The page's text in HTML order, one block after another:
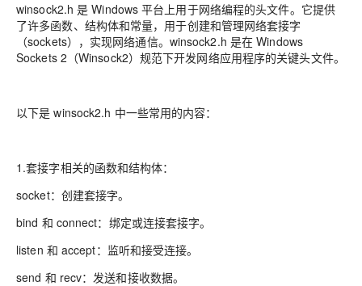
winsock2.h 是 Windows 平台上用于网络编程的头文件。它提供
了许多函数、结构体和常量，用于创建和管理网络套接字
（sockets），实现网络通信。winsock2.h 是在 Windows
Sockets 2（Winsock2）规范下开发网络应用程序的关键头文件。
以下是 winsock2.h 中一些常用的内容：
1.套接字相关的函数和结构体：
socket：创建套接字。
bind 和 connect：绑定或连接套接字。
listen 和 accept：监听和接受连接。
send 和 recv：发送和接收数据。